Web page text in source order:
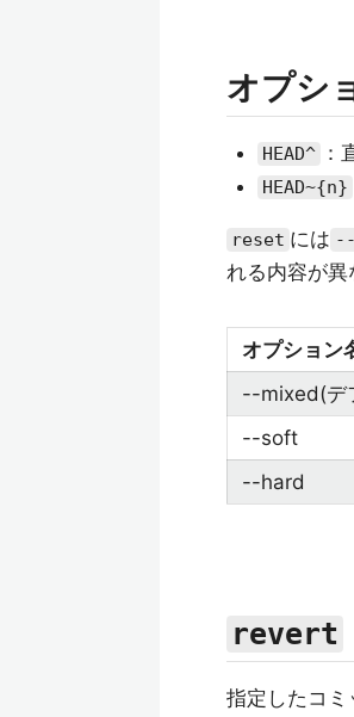
オプシ
HEAD^ ：
HEAD~{n}
reset には
れる内容が異
オプション
--mixed(デ
--soft
--hard
revert
指定したコミ